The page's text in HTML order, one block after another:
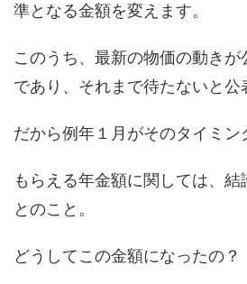
準となる金額を変えます。
このうち、最新の物価の動きが
であり、それまで待たないと公
だから例年１月がそのタイミン
もらえる年金額に関しては、結
とのこと。
どうしてこの金額になったの？